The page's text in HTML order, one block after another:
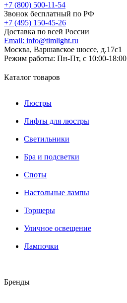
+7 (800) 500-11-54
Звонок бесплатный по РФ
+7 (495) 150-45-26
Доставка по всей России
Email: info@timlight.ru
Москва, Варшавское шоссе, д.17c1
Режим работы: Пн-Пт, с 10:00-18:00
Каталог товаров
Люстры
Лифты для люстры
Светильники
Бра и подсветки
Споты
Настольные лампы
Торшеры
Уличное освещение
Лампочки
Бренды